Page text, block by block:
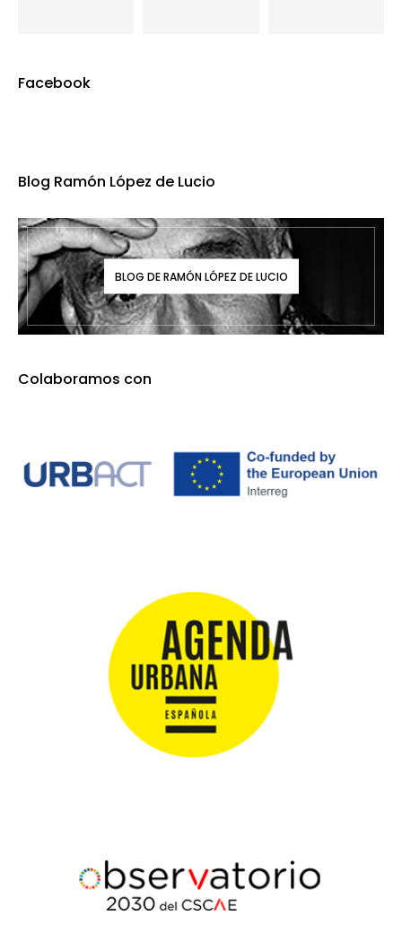
Facebook
Blog Ramón López de Lucio
BLOG DE RAMÓN LÓPEZ DE LUCIO
Colaboramos con